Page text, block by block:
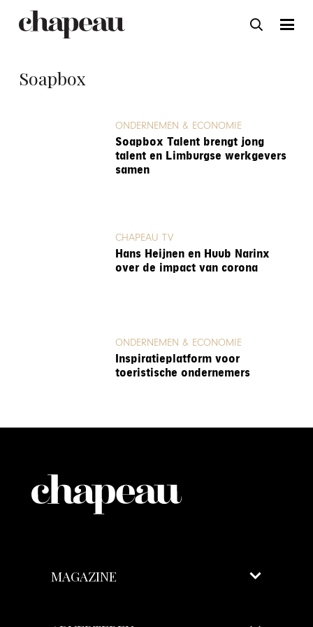
Soapbox
ONDERNEMEN & ECONOMIE
Soapbox Talent brengt jong
talent en Limburgse werkgevers
samen
CHAPEAU TV
Hans Heijnen en Huub Narinx
over de impact van corona
ONDERNEMEN & ECONOMIE
Inspiratieplatform voor
toeristische ondernemers
MAGAZINE